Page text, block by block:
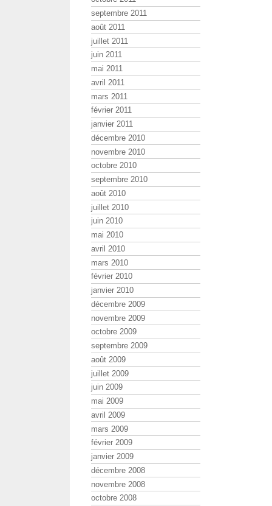
septembre 2011
août 2011
juillet 2011
juin 2011
mai 2011
avril 2011
mars 2011
février 2011
janvier 2011
décembre 2010
novembre 2010
octobre 2010
septembre 2010
août 2010
juillet 2010
juin 2010
mai 2010
avril 2010
mars 2010
février 2010
janvier 2010
décembre 2009
novembre 2009
octobre 2009
septembre 2009
août 2009
juillet 2009
juin 2009
mai 2009
avril 2009
mars 2009
février 2009
janvier 2009
décembre 2008
novembre 2008
octobre 2008